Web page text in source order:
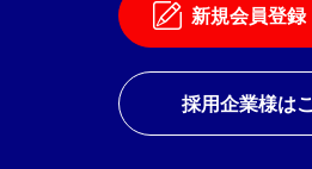
新規会員登録
採用企業様は